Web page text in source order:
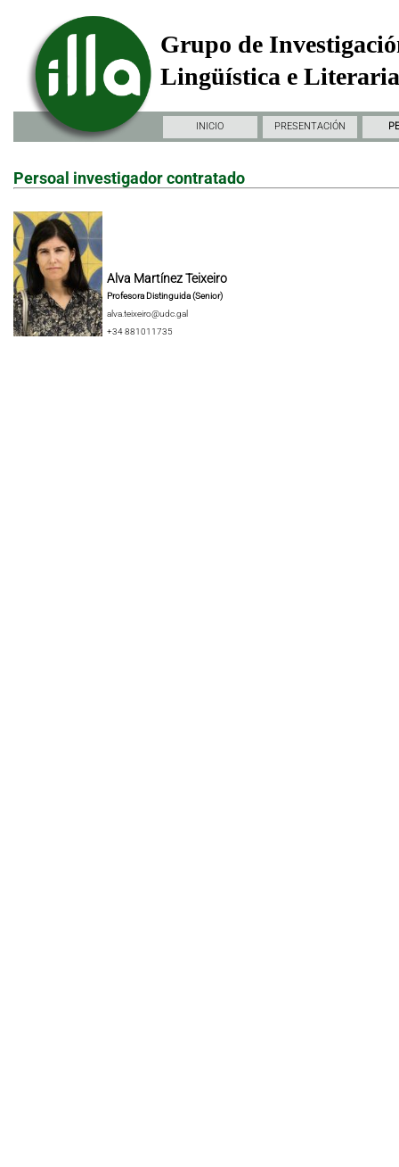
Grupo de
Lingüística e
INICIO PRESENTACIÓN
Persoal investigador contratado
Alva Martínez Teixeiro
Profesora Distinguida (Senior)
alva.teixeiro@udc.gal
+34 881011735